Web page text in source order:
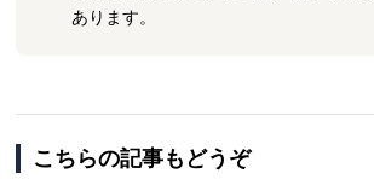
あります。
こちらの記事もどうぞ